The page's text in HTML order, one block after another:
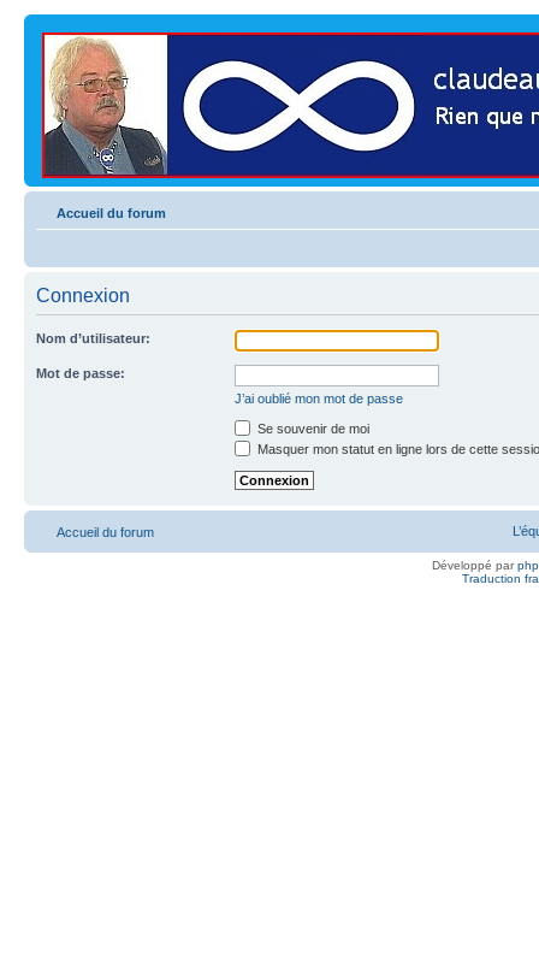
Accueil du forum
Connexion
Nom d’utilisateur:
Mot de passe:
J’ai oublié mon mot de passe
Se souvenir de moi
Masquer mon statut en ligne lors de cette
Accueil du forum
Développé par
Traduction